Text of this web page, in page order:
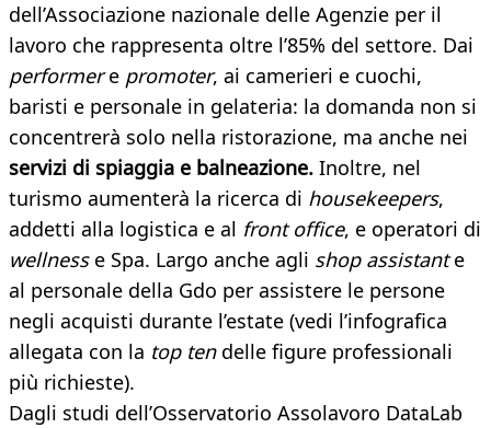
dell’Associazione nazionale delle Agenzie per il
lavoro che rappresenta oltre l’85% del settore. Dai
performere promoter, ai camerieri e cuochi,
baristi e personale in gelateria: la domanda non si
concentrerà solo nella ristorazione, ma anche nei
servizi di spiaggia e balneazione. Inoltre, nel
turismo aumenterà la ricerca di housekeepers,
addetti alla logistica e al front office, e operatori di
wellnesse Spa. Largo anche agli shop assistante
al personale della Gdo per assistere le persone
negli acquisti durante l’estate (vedi l’infografica
allegata con la top tendelle figure professionali
più richieste).
Dagli studi dell’Osservatorio Assolavoro DataLab